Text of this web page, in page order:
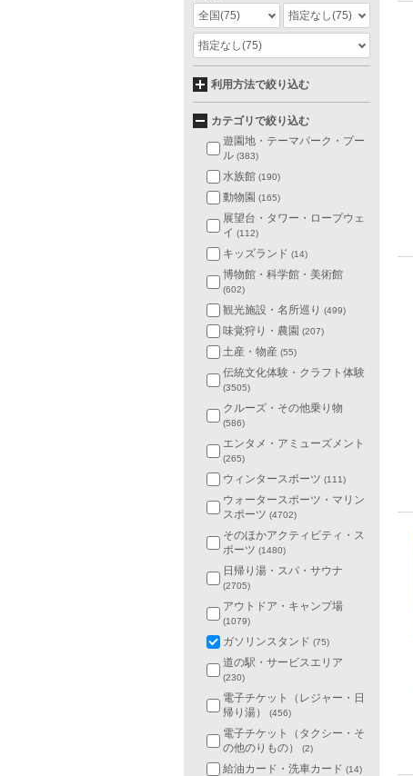
全国(75) 指定なし(75)
指定なし(75)
利用方法で絞り込む
カテゴリで絞り込む
遊園地・テーマパーク・プー
ル (383)
水族館 (190)
動物園 (165)
展望台・タワー・ロープウェ
イ (112)
キッズランド (14)
博物館・科学館・美術館
(602)
観光施設・名所巡り (499)
味覚狩り・農園 (207)
土産・物産 (55)
伝統文化体験・クラフト体験
(3505)
クルーズ・その他乗り物
(586)
エンタメ・アミューズメント
(265)
ウィンタースポーツ (111)
ウォータースポーツ・マリン
スポーツ (4702)
そのほかアクティビティ・ス
ポーツ (1480)
日帰り湯・スパ・サウナ
(2705)
アウトドア・キャンプ場
(1079)
ガソリンスタンド (75)
道の駅・サービスエリア
(230)
電子チケット（レジャー・日
帰り湯）
(456)
電子チケット（タクシー・そ
の他のりもの）
(2)
給油カード・洗車カード (14)